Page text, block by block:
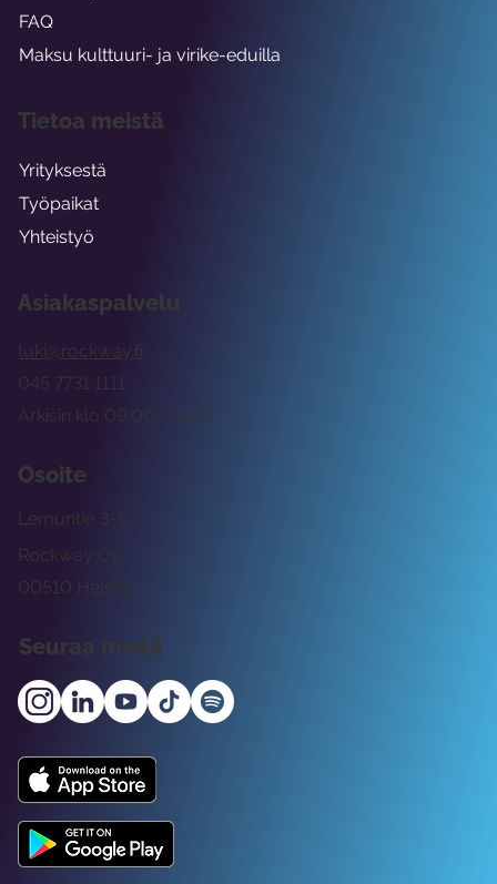
Asiakaspalvelu
tuki@rockway.fi
Arkisin klo 09:00 -15:00
045 7731 1111
Osoite
Rockway Oy
Lemuntie 3-5
00510 Helsinki
Seuraa meitä
FAQ
Maksu kulttuuri- ja virike-eduilla
Tietoa meistä
Yrityksestä
Työpaikat
Yhteistyö